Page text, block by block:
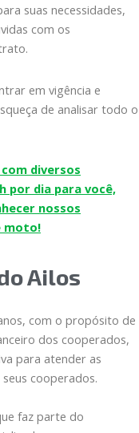
suas necessidades,
com os
em vigência e
de analisar todo o
diversos
por dia para você,
nossos
moto!
Ailos
com o propósito de
dos cooperados,
para atender as
cooperados.
faz parte do